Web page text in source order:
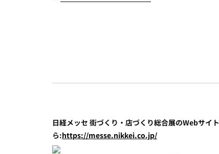
日経メッセ 街づくり・店づくり総合展のWebサイ
ら:https://messe.nikkei.co.jp/